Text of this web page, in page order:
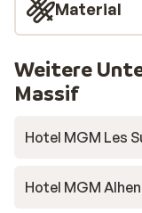
Material
Weitere
Massif
Hotel MGM Les
Hotel MGM